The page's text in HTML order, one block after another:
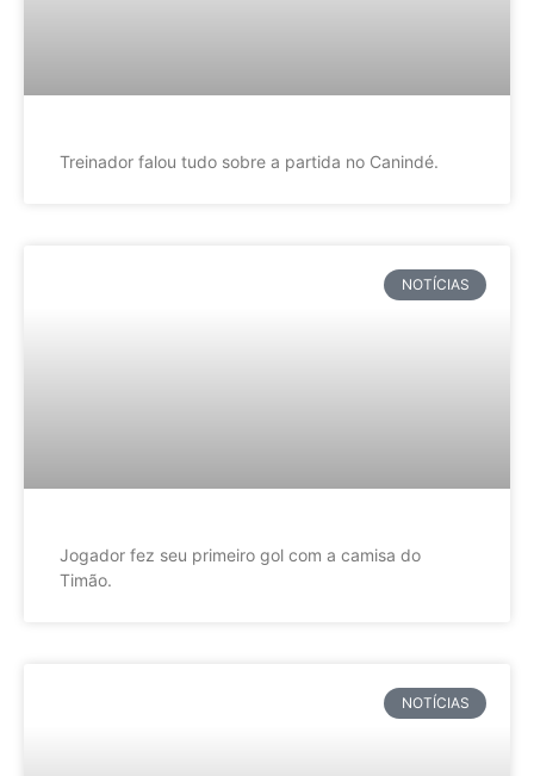
Treinador falou tudo sobre a partida no Canindé.
NOTÍCIAS
Jogador fez seu primeiro gol com a camisa do
Timão.
NOTÍCIAS